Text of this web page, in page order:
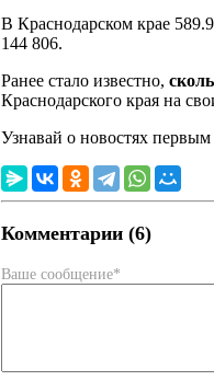
В Краснодарском крае
144 806.
Ранее стало известно,
Краснодарского края на
Узнавай о новостях первым
Комментарии (6)
Ваше сообщение*